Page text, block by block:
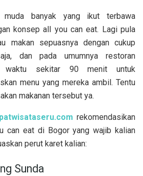
muda banyak yang ikut terbawa
konsep all you can eat. Lagi pula
makan sepuasnya dengan cukup
dan pada umumnya restoran
waktu sekitar 90 menit untuk
menu yang mereka ambil. Tentu
makanan tersebut ya.
rekomendasikan
can eat di Bogor yang wajib kalian
perut karet kalian:
Sunda